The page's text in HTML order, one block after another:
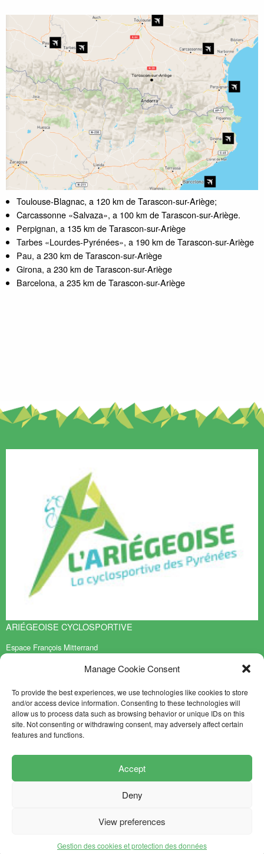
Manage Cookie Consent
To provide the best experiences, we use technologies like cookies to store
and/or access device information. Consenting to these technologies will
allow us to process data such as browsing behavior or unique IDs on this
site. Not consenting or withdrawing consent, may adversely affect certain
features and functions.
Accept
Deny
View preferences
Gestion des cookies et protection des données
Toulouse-Blagnac, a 120 km de Tarascon-sur-Ariège;
Carcassonne «Salvaza», a 100 km de Tarascon-sur-Ariège.
Perpignan, a135 km de Tarascon-sur-Ariège
Tarbes «Lourdes-Pyrénées», a190 km de Tarascon-sur-Ariège
Pau, a230 km de Tarascon-sur-Ariège
Girona, a230 km de Tarascon-sur-Ariège
Barcelona, a235 km de Tarascon-sur-Ariège
ARIÉGEOISE CYCLOSPORTIVE
Espace François Mitterrand
09401 TARASCON sur ARIEGE Cedex
Contacto
Mapa del sitio
NEWSLETTER
SUIVEZ-NOUS
© L’ariégeoise